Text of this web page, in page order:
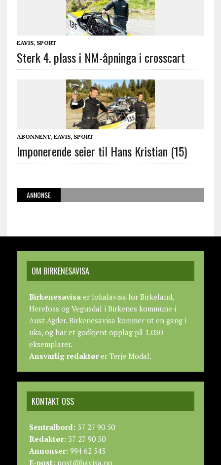
EAVIS, SPORT
Sterk 4. plass i NM-åpninga i crosscart
ABONNENT, EAVIS, SPORT
Imponerende seier til Hans Kristian (15)
ANNONSE
OM BIRKENESAVISA
Birkenesavisaer lokalavisa for Birkeland,
Herefoss og Vegusdal i Birkenes kommune i
Aust-Agder. Birkenesavisa kommer ut en gang i
uka, og har et godkjent opplag på 1.030
eksemplarer.
Ansvarlig redaktører Terje Modal.
KONTAKT OSS
Sentralbord:37 27 90 50
Redaktør:37 27 90 50
Annonser:994 62 545
E-post:post@bavisa.no